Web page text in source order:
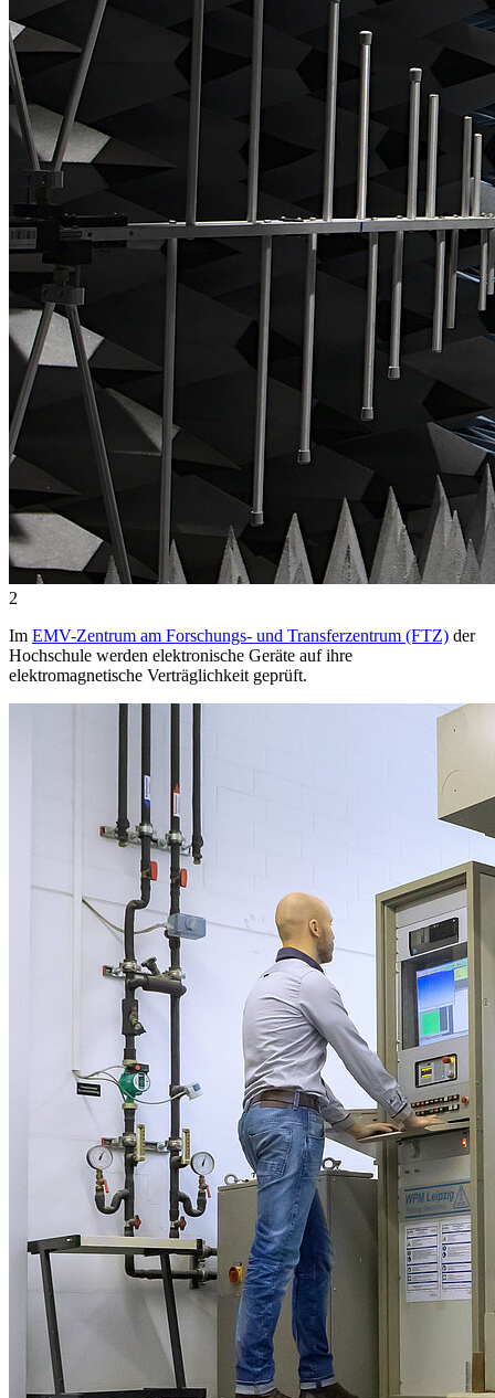
2
Im EMV-Zentrum am Forschungs- und Transferzentrum (FTZ) der
Hochschule werden elektronische Geräte auf ihre
elektromagnetische Verträglichkeit geprüft.